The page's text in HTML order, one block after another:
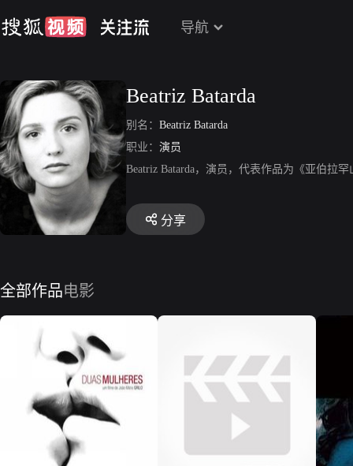
导航
Beatriz Batarda
别名： Beatriz Batarda
职业： 演员
Beatriz Batarda，演员，代表作品为《亚伯拉
分享
全部作品电影